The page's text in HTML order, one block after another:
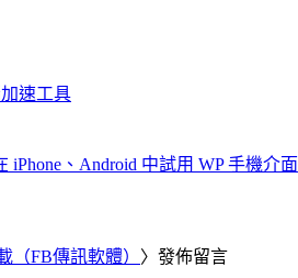
速工具
iPhone、Android 中試用 WP 手機介面
（FB傳訊軟體） 〉發佈留言